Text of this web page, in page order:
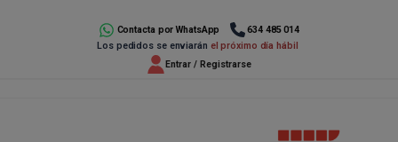
Contacta por WhatsApp
634 485 014
Los pedidos se enviarán el próximo día hábil
Entrar / Registrarse